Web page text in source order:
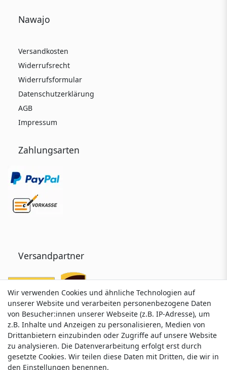
Nawajo
Versandkosten
Widerrufsrecht
Widerrufsformular
Datenschutzerklärung
AGB
Impressum
Zahlungsarten
Versandpartner
Service & Kontakt
Wir verwenden Cookies und ähnliche Technologien auf
unserer Website und verarbeiten personenbezogene Daten
von Besucher:innen unserer Webseite (z.B. IP-Adresse), um
z.B. Inhalte und Anzeigen zu personalisieren, Medien von
Drittanbietern einzubinden oder Zugriffe auf unsere Website
zu analysieren. Die Datenverarbeitung erfolgt erst durch
gesetzte Cookies. Wir teilen diese Daten mit Dritten, die wir in
den Einstellungen benennen.
Wir verwenden Cookies und ähnliche Technologien auf
unserer Website und verarbeiten personenbezogene Daten
von Besucher:innen unserer Webseite (z.B. IP-Adresse), um
z.B. Inhalte und Anzeigen zu personalisieren, Medien von
Drittanbietern einzubinden oder Zugriffe auf unsere Website
zu analysieren. Die Datenverarbeitung erfolgt erst durch
gesetzte Cookies. Wir teilen diese Daten mit Dritten, die wir in
den Einstellungen benennen.